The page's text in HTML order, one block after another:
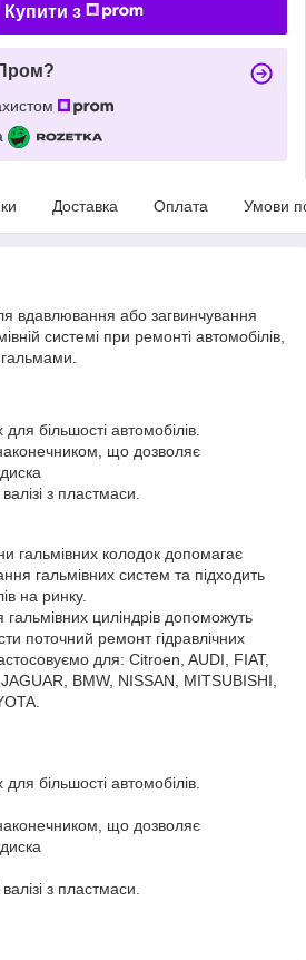
Купити з
Доставка Оплата Умови
вдавлювання або загвинчування
системі при ремонті автомобілів,
більшості автомобілів.
що дозволяє
з пластмаси.
гальмівних колодок допомагає
гальмівних систем та підходить
на ринку.
циліндрів допоможуть
поточний ремонт гідравлічних
для: Citroen, AUDI, FIAT,
BMW, NISSAN, MITSUBISHI,
більшості автомобілів.
що дозволяє
з пластмаси.